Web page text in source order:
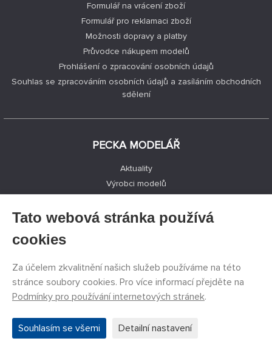
Formulář na vrácení zboží
Formulář pro reklamaci zboží
Možnosti dopravy a platby
Průvodce nákupem modelů
Prohlášení o zpracování osobních údajů
Souhlas se zpracováním osobních údajů a zasíláním obchodních
sdělení
PECKA MODELÁŘ
Aktuality
Výrobci modelů
Kontakty
©PECKA MODELÁŘ s.r.o.
vyhrazena
Tato webová stránka používá
cookies
Za účelem zkvalitnění našich služeb používáme na této
stránce soubory cookies. Pro více informací přejděte na
Podmínky pro používání internetových stránek.
Souhlasím se všemi Detailní nastavení